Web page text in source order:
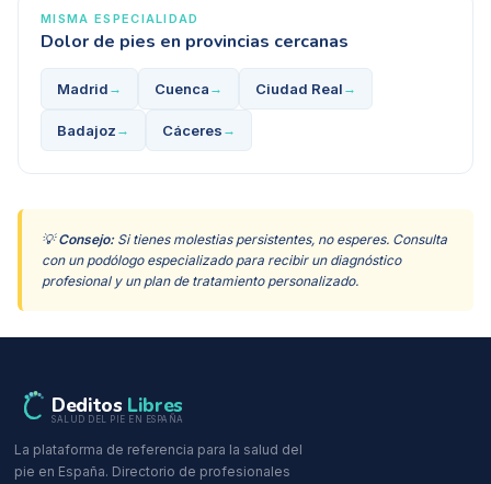
MISMA ESPECIALIDAD
Dolor de pies en provincias cercanas
Madrid → Cuenca → Ciudad Real →
Badajoz → Cáceres →
💡Consejo:Si tienes molestias persistentes, no esperes. Consulta
con un podólogo especializado para recibir un diagnóstico
profesional y un plan de tratamiento personalizado.
Deditos Libres
SALUD DEL PIE EN ESPAÑA
La plataforma de referencia para la salud del
pie en España. Directorio de profesionales